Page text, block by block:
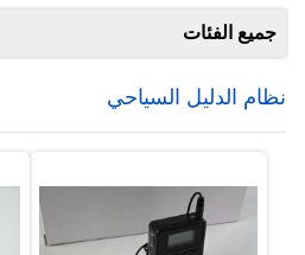
جميع الفئات
نظام الدليل السياحي